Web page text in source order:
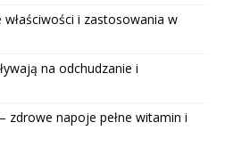
i zastosowania w
na odchudzanie i
zdrowe napoje pełne witamin i